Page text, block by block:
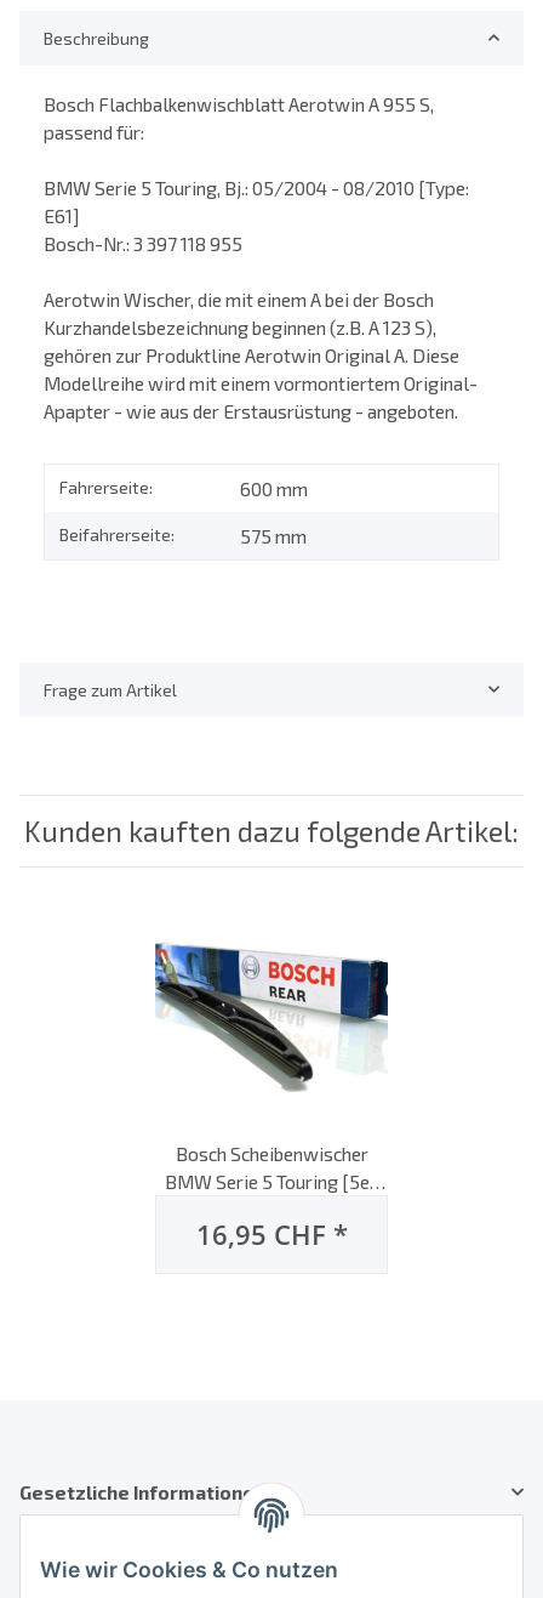
Beschreibung
Bosch Flachbalkenwischblatt Aerotwin A 955 S,
passend für:
BMW Serie 5 Touring, Bj.: 05/2004 - 08/2010 [Type:
E61]
Bosch-Nr.: 3 397 118 955
Aerotwin Wischer, die mit einem A bei der Bosch
Kurzhandelsbezeichnung beginnen (z.B. A 123 S),
gehören zur Produktline Aerotwin Original A. Diese
Modellreihe wird mit einem vormontiertem Original-
Apapter - wie aus der Erstausrüstung - angeboten.
Fahrerseite: 600 mm
Beifahrerseite: 575 mm
Frage zum Artikel
Kunden kauften dazu folgende Artikel:
Bosch Scheibenwischer
BMW Serie 5 Touring [5er,
Heck-Scheibenwischer,
16,95 CHF *
Gesetzliche Informationen
Wie wir Cookies & Co nutzen